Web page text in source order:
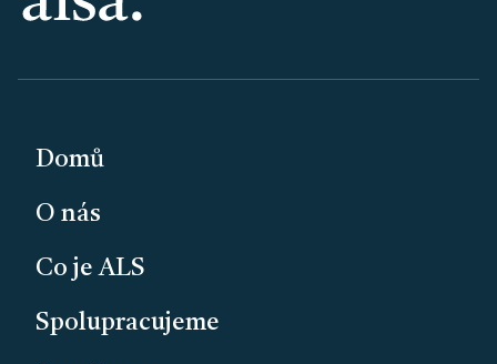
PATIČKA
Domů
O nás
Co je ALS
Spolupracujeme